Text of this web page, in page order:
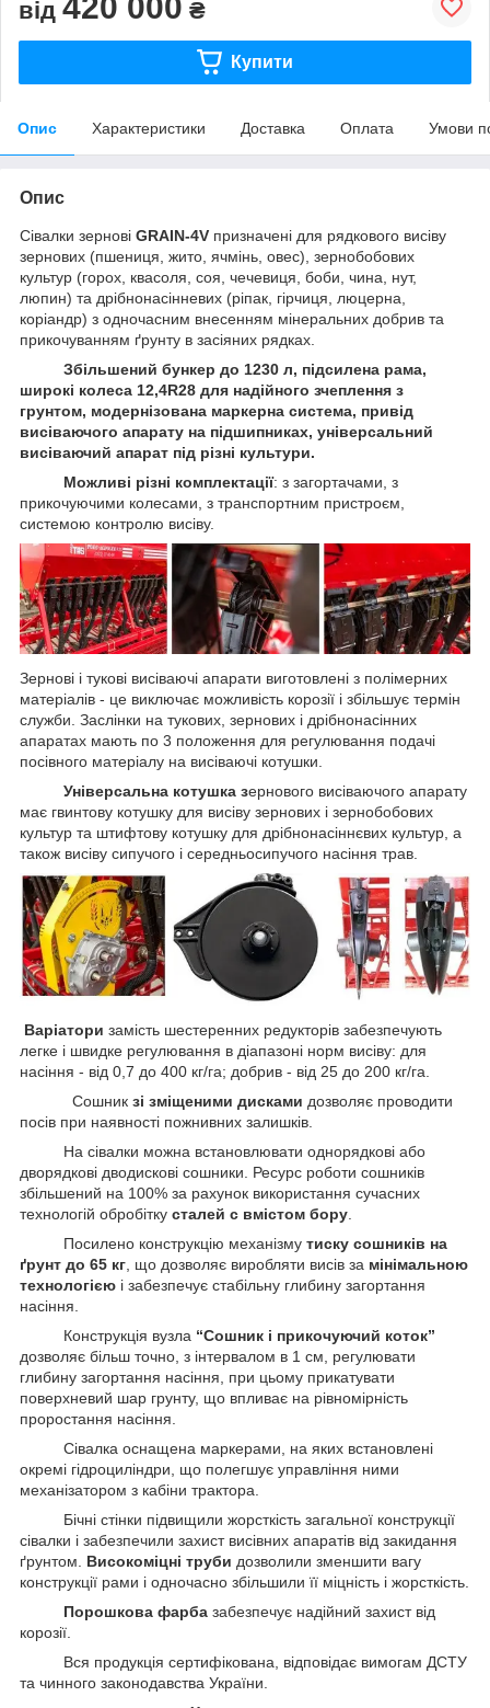
від ₴
Купити
Опис Характеристики Доставка Оплата Умови
Опис
Сівалки зернові GRAIN-4V призначені для рядкового висіву
зернових (пшениця, жито, ячмінь, овес), зернобобових
культур (горох, квасоля, соя, чечевиця, боби, чина, нут,
люпин) та дрібнонасінневих (ріпак, гірчиця, люцерна,
коріандр) з одночасним внесенням мінеральних добрив та
прикочуванням ґрунту в засіяних рядках.
Збільшений бункер до 1230 л, підсилена рама,
широкі колеса 12,4R28 для надійного зчеплення з
грунтом, модернізована маркерна система, привід
висіваючого апарату на підшипниках, універсальний
висіваючий апарат під різні культури.
Можливі різні комплектації: з загортачами, з
прикочуючими колесами, з транспортним пристроєм,
системою контролю висіву.
Зернові і тукові висіваючі апарати виготовлені з полімерних
матеріалів - це виключає можливість корозії і збільшує термін
служби. Заслінки на тукових, зернових і дрібнонасінних
апаратах мають по 3 положення для регулювання подачі
посівного матеріалу на висіваючі котушки.
Універсальна котушка зернового висіваючого апарату
має гвинтову котушку для висіву зернових і зернобобових
культур та штифтову котушку для дрібнонасіннєвих культур, а
також висіву сипучого і середньосипучого насіння трав.
Варіатори замість шестеренних редукторів забезпечують
легке і швидке регулювання в діапазоні норм висіву: для
насіння - від 0,7 до 400 кг/га; добрив - від 25 до 200 кг/га.
Сошник зі зміщеними дисками дозволяє проводити
посів при наявності пожнивних залишків.
На сівалки можна встановлювати однорядкові або
дворядкові дводискові сошники. Ресурс роботи сошників
збільшений на 100% за рахунок використання сучасних
технологій обробітку сталей c вмістом бору
Посилено конструкцію механізму тиску сошників на
ґрунт до 65 кг , що дозволяє виробляти висів за мінімальною
технологією і забезпечує стабільну глибину загортання
насіння.
Конструкція вузла “Сошник і прикочуючий коток”
дозволяє більш точно, з інтервалом в 1 см, регулювати
глибину загортання насіння, при цьому прикатувати
поверхневий шар грунту, що впливає на рівномірність
проростання насіння.
Сівалка оснащена маркерами, на яких встановлені
окремі гідроциліндри, що полегшує управління ними
механізатором з кабіни трактора.
Бічні стінки підвищили жорсткість загальної конструкції
сівалки і забезпечили захист висівних апаратів від закидання
ґрунтом. Високоміцні труби дозволили зменшити вагу
конструкції рами і одночасно збільшили її міцність і жорсткість.
Порошкова фарба забезпечує надійний захист від
корозії.
Вся продукція сертифікована, відповідає вимогам ДСТУ
та чинного законодавства України.